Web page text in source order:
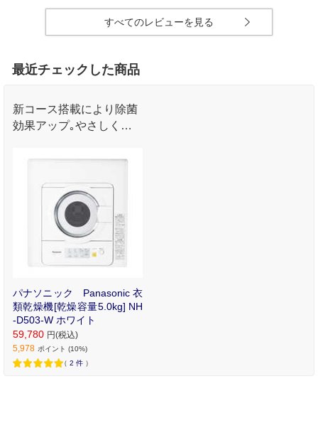
すべてのレビューを見る
最近チェックした商品
新コース搭載により除菌
効果アップ｡やさしく素
パナソニック Panasonic 衣
類乾燥機[乾燥容量5.0kg] NH
-D503-W ホワイト
59,780 円(税込)
5,978 ポイント (10%)
（ 2 件 ）